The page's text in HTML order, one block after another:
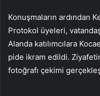
Konuşmaların ardından
Protokol üyeleri,
Alanda katılımcılara
pide ikram edildi.
fotoğrafı çekimi